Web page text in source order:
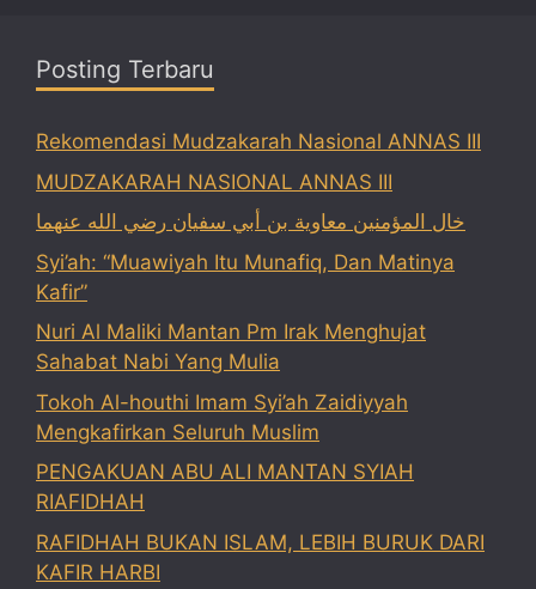
Posting Terbaru
Rekomendasi Mudzakarah Nasional ANNAS III
MUDZAKARAH NASIONAL ANNAS III
خال المؤمنين معاوية بن أبي سفيان رضي الله عنهما
Syi’ah: “Muawiyah Itu Munafiq, Dan Matinya
Kafir”
Nuri Al Maliki Mantan Pm Irak Menghujat
Sahabat Nabi Yang Mulia
Tokoh Al-houthi Imam Syi’ah Zaidiyyah
Mengkafirkan Seluruh Muslim
PENGAKUAN ABU ALI MANTAN SYIAH
RIAFIDHAH
RAFIDHAH BUKAN ISLAM, LEBIH BURUK DARI
KAFIR HARBI